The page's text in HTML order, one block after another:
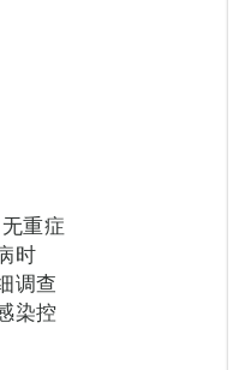
重症
时
调查
染控